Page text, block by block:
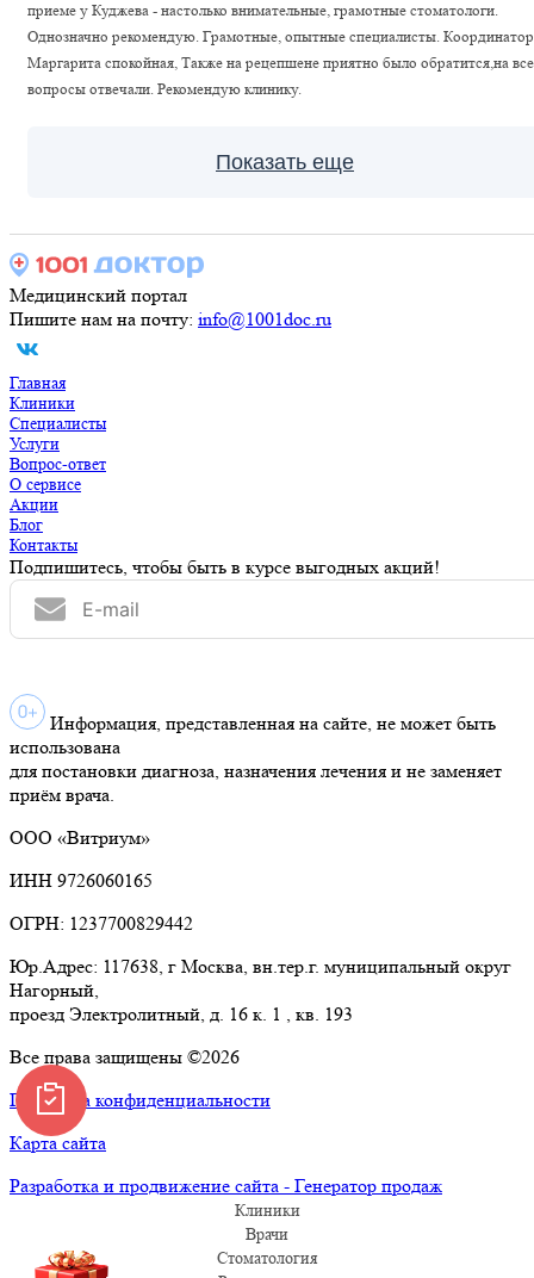
приеме у Куджева - настолько внимательные, грамотные стоматологи.
Однозначно рекомендую. Грамотные, опытные специалисты. Координатор
Маргарита спокойная, Также на рецепшене приятно было обратится,на все
вопросы отвечали. Рекомендую клинику.
Показать еще
Медицинский портал
Пишите нам на почту: info@1001doc.ru
Главная
Клиники
Специалисты
Услуги
Вопрос-ответ
О сервисе
Акции
Блог
Контакты
Подпишитесь, чтобы быть в курсе выгодных акций!
Информация, представленная на сайте, не может быть
использована
для постановки диагноза, назначения лечения и не заменяет
приём врача.
ООО «Витриум»
ИНН 9726060165
ОГРН: 1237700829442
Юр.Адрес: 117638, г Москва, вн.тер.г. муниципальный округ
Нагорный,
проезд Электролитный, д. 16 к. 1 , кв. 193
Все права защищены ©2026
Политика конфиденциальности
Карта сайта
Разработка и продвижение сайта - Генератор продаж
Клиники
Врачи
Стоматология